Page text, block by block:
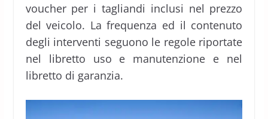
voucher per i tagliandi inclusi nel prezzo
del veicolo. La frequenza ed il contenuto
degli interventi seguono le regole riportate
nel libretto uso e manutenzione e nel
libretto di garanzia.